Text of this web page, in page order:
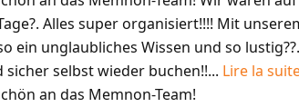
Alles super organisiert!!!! Mit
ein unglaubliches Wissen und so
selbst wieder buchen!!... Lire la
an das Memnon-Team!